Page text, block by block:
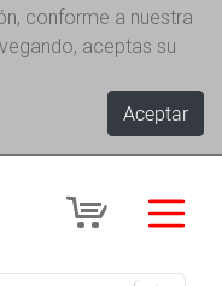
conforme a nuestra
aceptas su
Aceptar